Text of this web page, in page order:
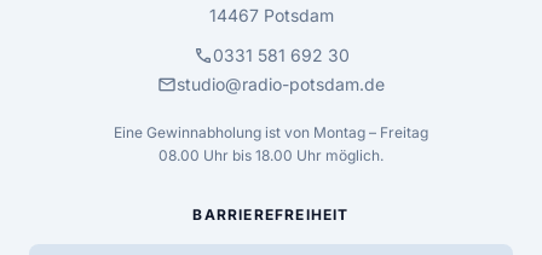
14467 Potsdam
call0331 581 692 30
mailstudio@radio-potsdam.de
Eine Gewinnabholung ist von Montag – Freitag
08.00 Uhr bis 18.00 Uhr möglich.
BARRIEREFREIHEIT